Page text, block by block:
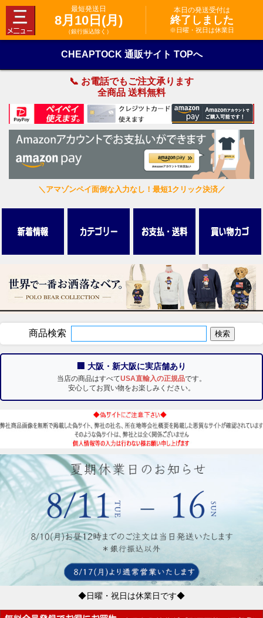
最短発送日
8月10日(月)
（銀行振込除く）
本日の発送受付は
終了しました
※日曜・祝日は休業日
CHEAPTOCK 通販サイト TOPへ
📞 お電話でもご注文承ります
全商品 送料無料
＼アマゾンペイ面倒な入力なし！最短1クリック決済／
商品検索
🏢 大阪・新大阪に実店舗あり
当店の商品はすべてUSA直輸入の正規品です。
安心してお買い物をお楽しみください。
◆日曜・祝日は休業日です◆